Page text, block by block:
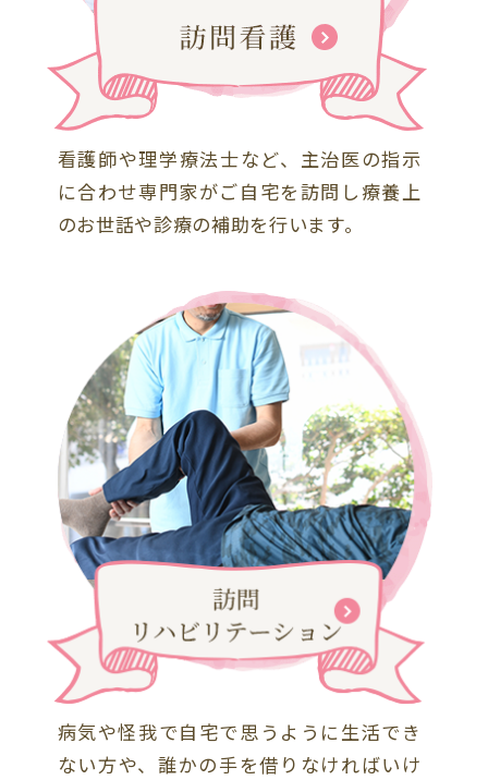
看護師や理学療法士など、主治医の指示
に合わせ専門家がご自宅を訪問し療養上
のお世話や診療の補助を行います。
病気や怪我で自宅で思うように生活でき
ない方や、誰かの手を借りなければいけ